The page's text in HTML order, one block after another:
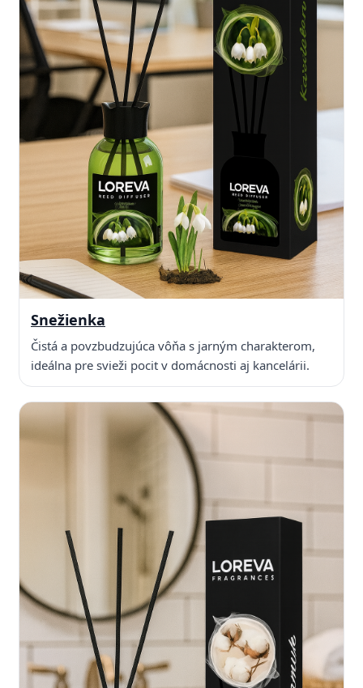
Snežienka
Čistá a povzbudzujúca vôňa s jarným charakterom,
ideálna pre svieži pocit v domácnosti aj kancelárii.